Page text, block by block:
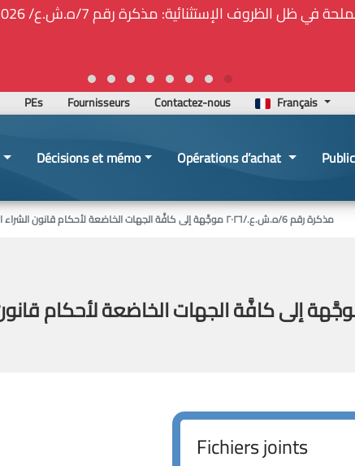
PEs Fournisseurs Contactez-nous Français
Décisions et mémo Opérations d’achat
مذكرة رقم 6/ه.ش.ع./٢٠٢٦ موجَّهة إلى كافَّة الجهات الخاضعة لأحكام قانون الشراء العام بموضوع تنظيم عقد بين الجهة الشارية والملتزم المؤقت
رقم 6/ه.ش.ع./٢٠٢٦ موجَّهة إلى كافَّة الجهات الخاضعة
Fichiers joints